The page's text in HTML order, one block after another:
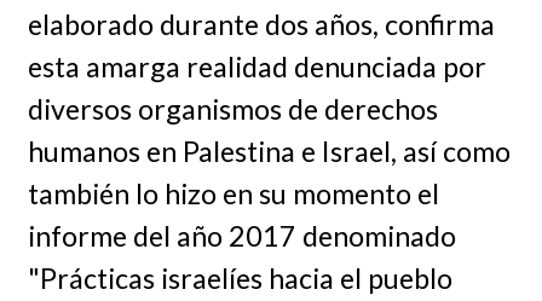
elaborado durante dos años, confirma
esta amarga realidad denunciada por
diversos organismos de derechos
humanos en Palestina e Israel, así como
también lo hizo en su momento el
informe del año 2017 denominado
"Prácticas israelíes hacia el pueblo